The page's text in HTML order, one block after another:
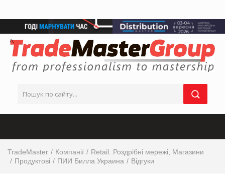
TradeMaster Компанії
Retail. Роздрібні мережі, Магазини
Продуктові
ПИИ Билла Украина Відгуки